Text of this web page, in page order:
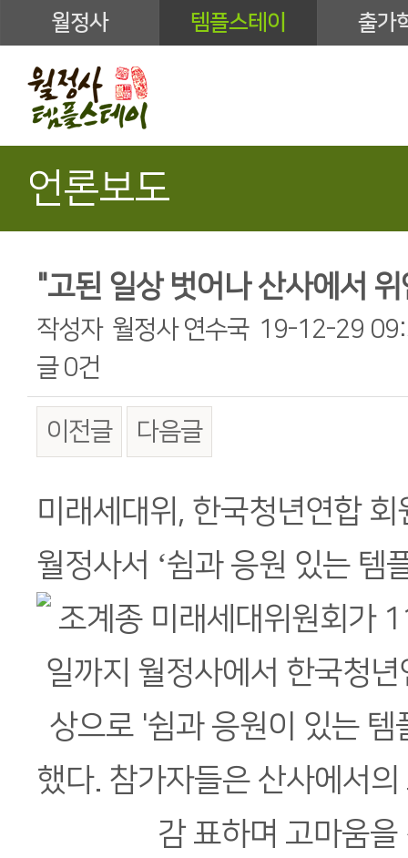
월정사 템플스테이 출가
언론보도
"고된 일상 벗어나 산사에서
작성자 월정사 연수국 19-12-29
글 0건
이전글 다음글
본문
미래세대위, 한국청년연합 회
월정사서 ‘쉼과 응원 있는 템